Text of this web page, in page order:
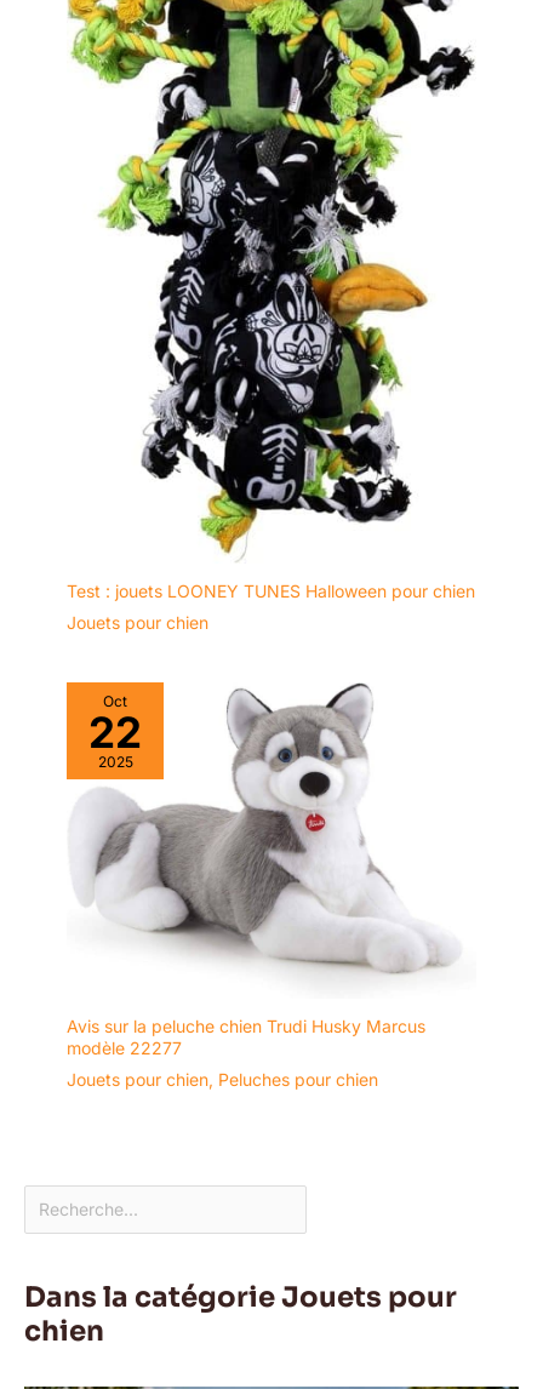
Test : jouets LOONEY TUNES Halloween pour chien
Jouets pour chien
Oct
22
2025
Avis sur la peluche chien Trudi Husky Marcus
modèle 22277
Jouets pour chien, Peluches pour chien
Dans la catégorie Jouets pour
chien